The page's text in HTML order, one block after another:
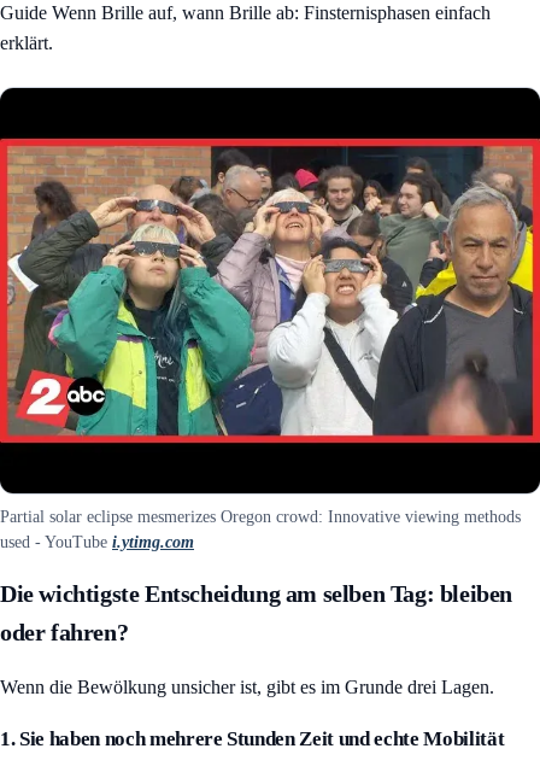
Guide Wenn Brille auf, wann Brille ab: Finsternisphasen einfach
erklärt.
Partial solar eclipse mesmerizes Oregon crowd: Innovative viewing methods
used - YouTube i.ytimg.com
Die wichtigste Entscheidung am selben Tag: bleiben
oder fahren?
Wenn die Bewölkung unsicher ist, gibt es im Grunde drei Lagen.
1. Sie haben noch mehrere Stunden Zeit und echte Mobilität